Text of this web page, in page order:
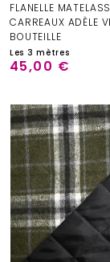
FLANELLE
CARREAUX ADÈLE
BOUTEILLE
Les 3 mètres
45,00 €